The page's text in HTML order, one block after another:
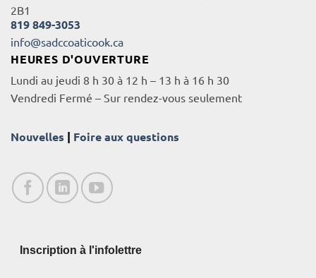
2B1
819 849-3053
info@sadccoaticook.ca
HEURES D'OUVERTURE
Lundi au jeudi 8 h 30 à 12 h – 13 h à 16 h 30
Vendredi Fermé – Sur rendez-vous seulement
Nouvelles | Foire aux questions
Inscription à l'infolettre